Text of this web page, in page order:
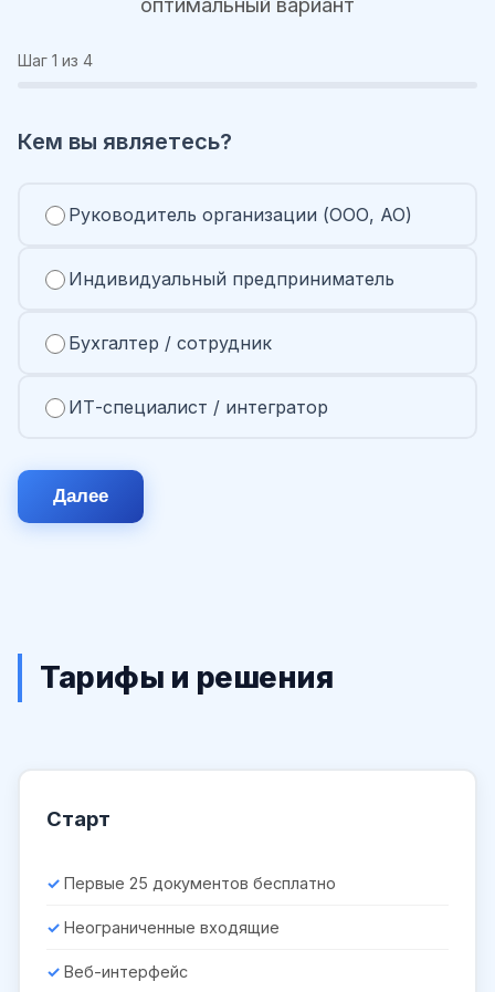
Шаг 1 из 4
Кем вы являетесь?
Руководитель организации (ООО, АО)
Индивидуальный предприниматель
Бухгалтер / сотрудник
ИТ-специалист / интегратор
Далее
Тарифы и решения
Старт
Первые 25 документов бесплатно
Неограниченные входящие
Веб-интерфейс